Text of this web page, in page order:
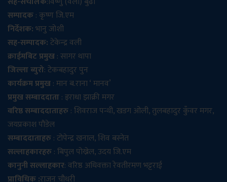
सम्पादक: कृष्ण जि.एम
निर्देशक:भानु जोशी
सह-सम्पादक:टेकेन्द्र वली
क्राईमबिट प्रमुख: सागर थापा
जिल्ला ब्युरो: टेकबहादुर पुन
कार्यक्रम प्रमुख: मान ब.राना ‘ मानव’
प्रमुख सम्बाददाता: इराधा झाक्री मगर
वरिष्ठ सम्बाददाताहरु: शिवराज पन्थी, खडग ओली, तुलबहादुर कुँवर मगर,
जयप्रकाश पौडेल
सम्बाददाताहरु: टोपेन्द्र खनाल, शिव बस्नेत
सल्लाहकारहरु: बिपुल पोख्रेल, उदय जि.एम
कानुनी सल्लाहकार: वरिष्ठ अधिवक्ता रेवतीरमण भट्टराई
प्राविधिक :राजन चौधरी